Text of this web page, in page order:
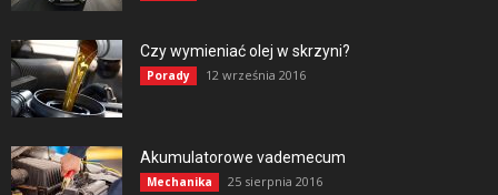
Czy wymieniać olej w skrzyni?
Porady 12 września 2016
Akumulatorowe vademecum
Mechanika 25 sierpnia 2016